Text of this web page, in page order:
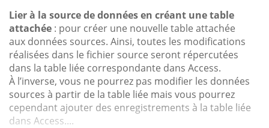
Lier à la source de données en créant une table
attachée : pour créer une nouvelle table attachée
aux données sources. Ainsi, toutes les modifications
réalisées dans le fichier source seront répercutées
dans la table liée correspondante dans Access.
À l’inverse, vous ne pourrez pas modifier les données
sources à partir de la table liée mais vous pourrez
cependant ajouter des enregistrements à la table liée
dans Access....